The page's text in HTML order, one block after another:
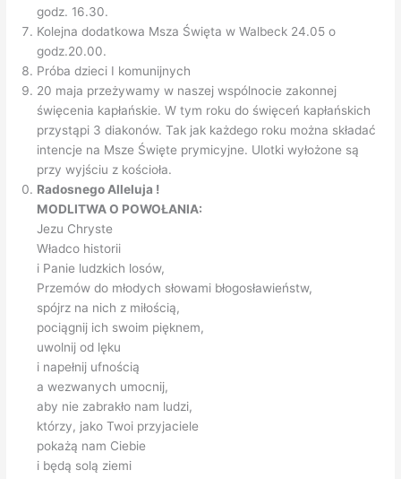
godz. 16.30.
Kolejna dodatkowa Msza Święta w Walbeck 24.05 o
godz.20.00.
Próba dzieci I komunijnych
20 maja przeżywamy w naszej wspólnocie zakonnej
święcenia kapłańskie. W tym roku do święceń kapłańskich
przystąpi 3 diakonów. Tak jak każdego roku można składać
intencje na Msze Święte prymicyjne. Ulotki wyłożone są
przy wyjściu z kościoła.
Radosnego Alleluja !
MODLITWA O POWOŁANIA:
Jezu Chryste
Władco historii
i Panie ludzkich losów,
Przemów do młodych słowami błogosławieństw,
spójrz na nich z miłością,
pociągnij ich swoim pięknem,
uwolnij od lęku
i napełnij ufnością
a wezwanych umocnij,
aby nie zabrakło nam ludzi,
którzy, jako Twoi przyjaciele
pokażą nam Ciebie
i będą solą ziemi